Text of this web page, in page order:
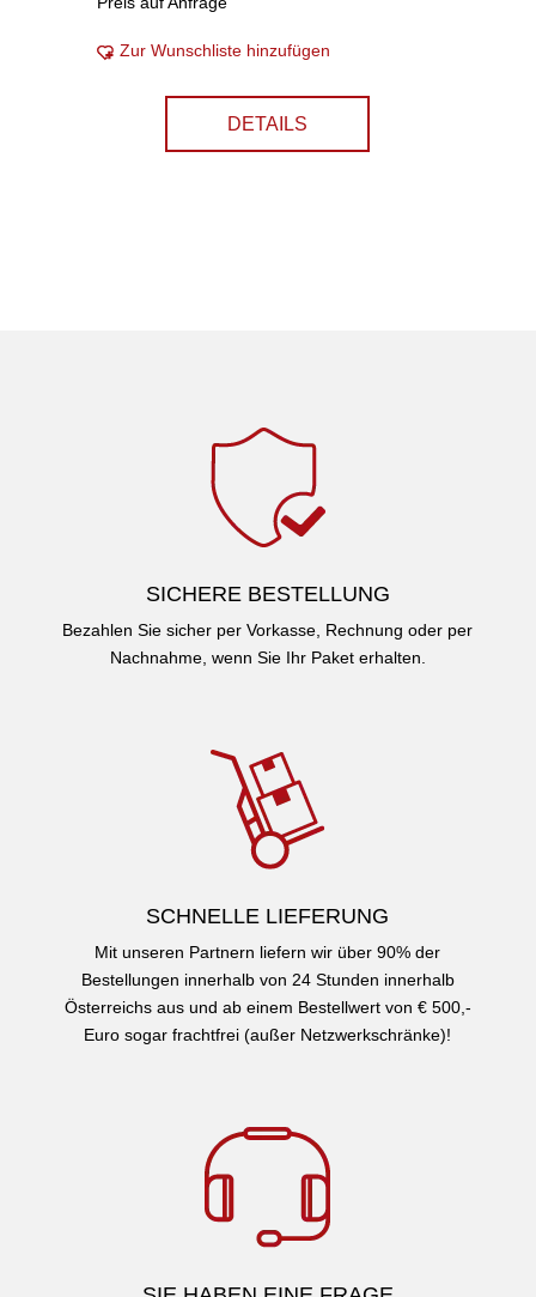
Zur Wunschliste hinzufügen
DETAILS
SICHERE BESTELLUNG
Bezahlen Sie sicher per Vorkasse, Rechnung oder per
Nachnahme, wenn Sie Ihr Paket erhalten.
SCHNELLE LIEFERUNG
Mit unseren Partnern liefern wir über 90% der
Bestellungen innerhalb von 24 Stunden innerhalb
Österreichs aus und ab einem Bestellwert von € 500,-
Euro sogar frachtfrei (außer Netzwerkschränke)!